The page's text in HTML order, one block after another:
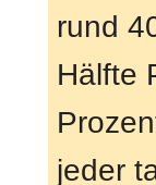
rund
Hälfte
jeder